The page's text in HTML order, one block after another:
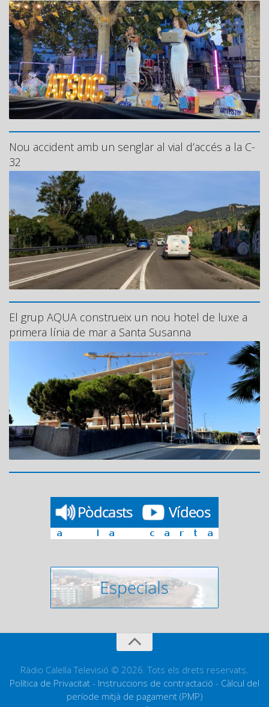
Nou accident amb un senglar al vial d’accés a la C-
32
El grup AQUA construeix un nou hotel de luxe a
primera línia de mar a Santa Susanna
Ràdio Calella Televisió © 2026. Tots els drets reservats.
Política de Privacitat - Instruccions de contractació - Càlcul del
període mitjà de pagament (PMP)